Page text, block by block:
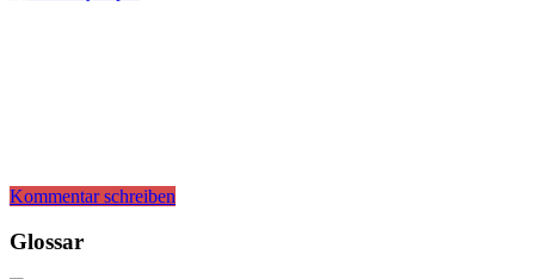
Kommentar schreiben
Glossar